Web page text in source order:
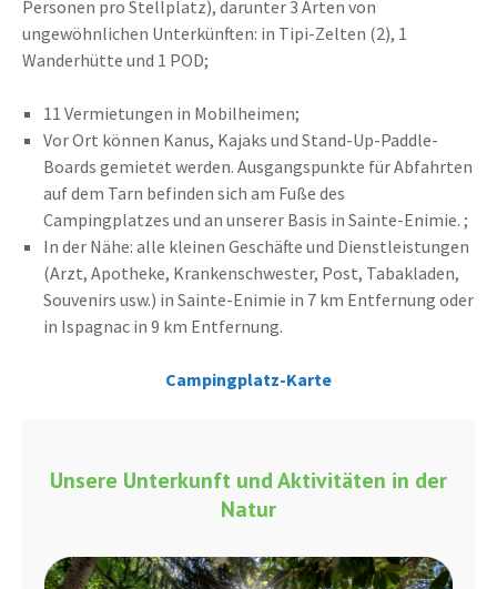
Personen pro Stellplatz), darunter 3 Arten von
ungewöhnlichen Unterkünften: in Tipi-Zelten (2), 1
Wanderhütte und 1 POD;
11 Vermietungen in Mobilheimen;
Vor Ort können Kanus, Kajaks und Stand-Up-Paddle-
Boards gemietet werden. Ausgangspunkte für Abfahrten
auf dem Tarn befinden sich am Fuße des
Campingplatzes und an unserer Basis in Sainte-Enimie. ;
In der Nähe: alle kleinen Geschäfte und Dienstleistungen
(Arzt, Apotheke, Krankenschwester, Post, Tabakladen,
Souvenirs usw.) in Sainte-Enimie in 7 km Entfernung oder
in Ispagnac in 9 km Entfernung.
Campingplatz-Karte
Unsere Unterkunft und Aktivitäten in der
Natur